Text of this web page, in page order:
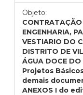
Objeto:
CONTRATAÇÃO
ENGENHARIA,
VESTIARIO DO
DISTRITO DE
ÁGUA DOCE
Projetos
demais
ANEXOS I do